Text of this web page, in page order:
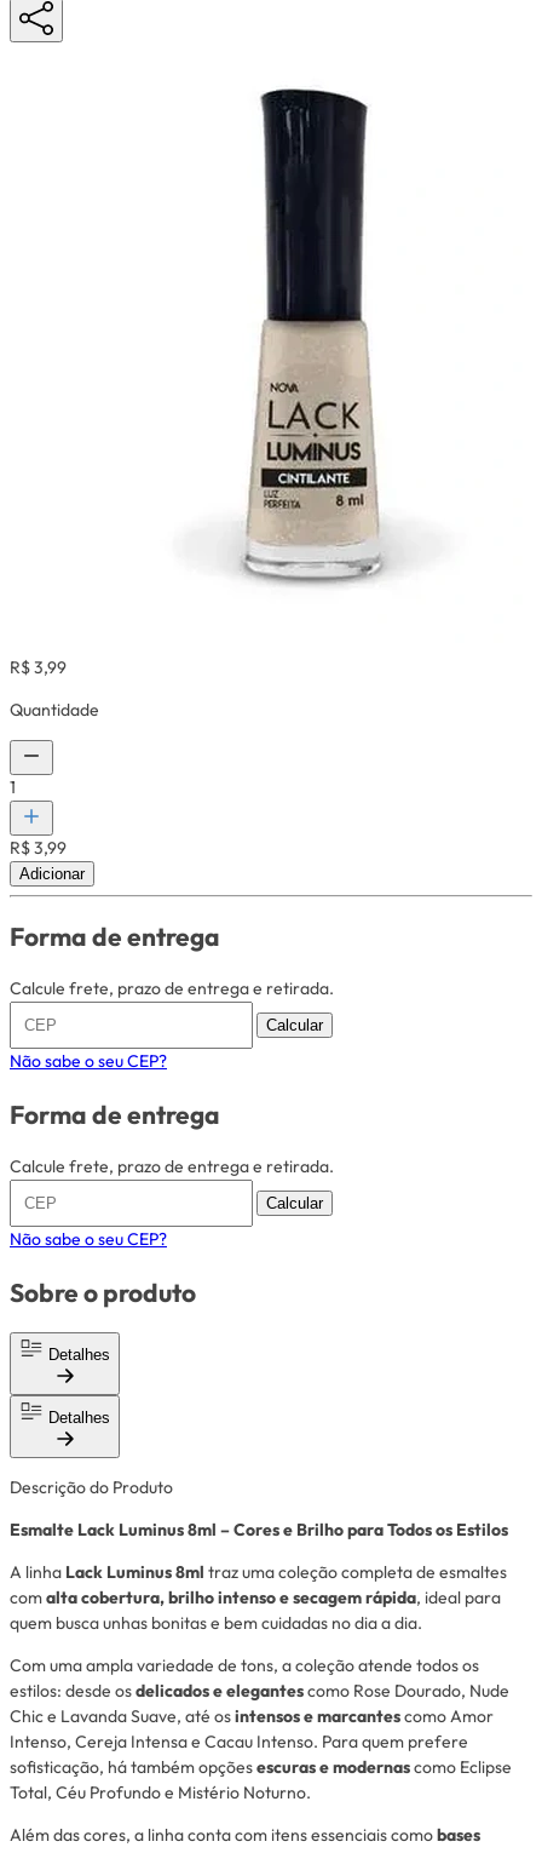
R$ 3,99
Quantidade
1
R$ 3,99
Adicionar
Forma de entrega
Calcule frete, prazo de entrega e retirada.
Calcular
Não sabe o seu CEP?
Forma de entrega
Calcule frete, prazo de entrega e retirada.
Calcular
Não sabe o seu CEP?
Sobre o produto
Detalhes
Detalhes
Descrição do Produto
Esmalte Lack Luminus8ml – Cores e Brilho para Todos os Estilos
A linha Lack Luminus 8ml traz uma coleção completa de esmaltes
comalta cobertura, brilho intenso e secagem rápida, ideal para
quem busca unhas bonitas e bem cuidadas no dia a dia.
Com uma ampla variedade de tons, a coleção atende todos os
estilos: desde osdelicados e elegantescomo Rose Dourado, Nude
Chic e Lavanda Suave, até osintensos e marcantescomo Amor
Intenso, Cereja Intensa e Cacau Intenso. Para quem prefere
sofisticação, há também opçõesescuras e modernascomo Eclipse
Total, Céu Profundo e Mistério Noturno.
Além das cores, a linha conta com itens essenciais comobases